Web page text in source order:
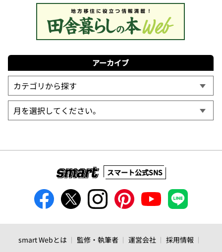
アーカイブ
スマート公式SNS
smart Webとは 監修・執筆者 運営会社
採用情報